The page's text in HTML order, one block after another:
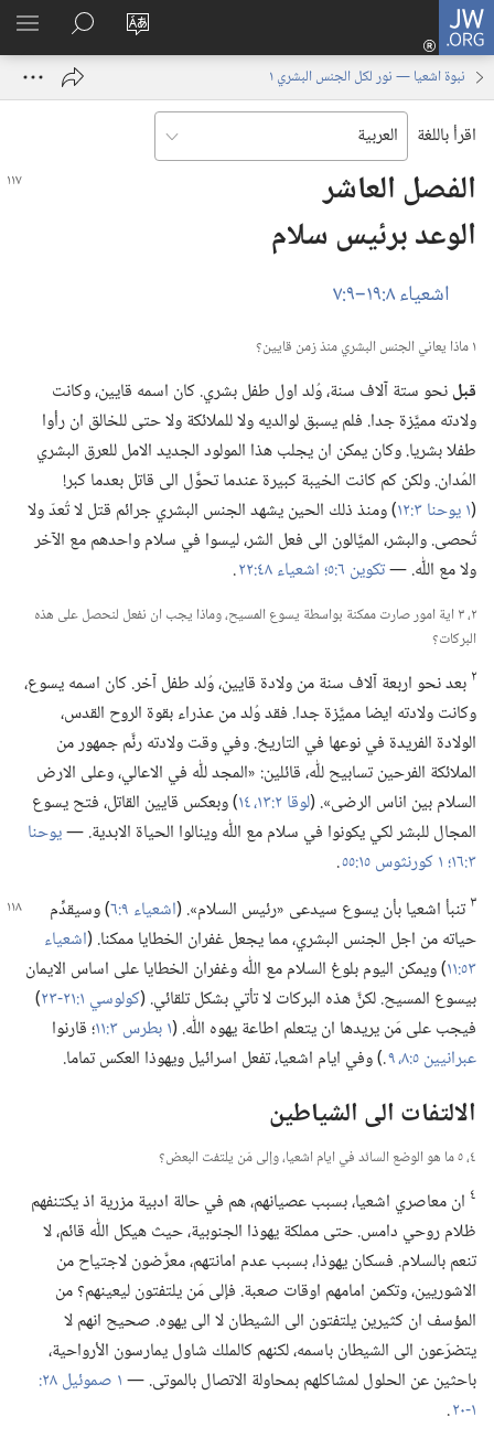
JW.ORG
تغيير
الموقع
تسجيل
الدخول
نافذة
البحث
في
JW.‎ORG
نبوة اشعيا — نور لكل الجنس البشري ١
اقرأ باللغة
الفصل العاشر
الوعد برئيس سلام
اشعياء ٨:‏١٩–‏٩:‏٧
١ ماذا يعاني الجنس البشري منذ زمن قايين؟‏
قبلنحو ستة آلاف سنة،‏ وُلد اول طفل بشري.‏ كان اسمه قايين،‏ وكانت
ولادته مميَّزة جدا.‏ فلم يسبق لوالديه ولا للملائكة ولا حتى للخالق ان رأوا
طفلا بشريا.‏ وكان يمكن ان يجلب هذا المولود الجديد الامل للعرق البشري
المُدان.‏ ولكن كم كانت الخيبة كبيرة عندما تحوَّل الى قاتل بعدما كبر!‏
(‏١ يوحنا ٣:‏١٢
‏)‏ ومنذ ذلك الحين يشهد الجنس البشري جرائم قتل لا تُعدّ ولا
تُحصى.‏ والبشر،‏ الميَّالون الى فعل الشر،‏ ليسوا في سلام واحدهم مع الآخر
ولا مع اللّٰه.‏ —‏تكوين ٦:‏٥؛‏ اشعياء ٤٨:‏٢٢ .‏
٢،‏ ٣ اية امور صارت ممكنة بواسطة يسوع المسيح،‏ وماذا يجب ان نفعل لنحصل على هذه
البركات؟‏
٢ بعد نحو اربعة آلاف سنة من ولادة قايين،‏ وُلد طفل آخر.‏ كان اسمه يسوع،‏
وكانت ولادته ايضا مميَّزة جدا.‏ فقد وُلد من عذراء بقوة الروح القدس،‏
الولادة الفريدة في نوعها في التاريخ.‏ وفي وقت ولادته رنَّم جمهور من
الملائكة الفرحين تسابيح للّٰه،‏ قائلين:‏ «المجد للّٰه في الاعالي،‏ وعلى الارض
السلام بين اناس الرضى».‏ (‏لوقا ٢:‏​١٣،‏ ١٤
‏)‏ وبعكس قايين القاتل،‏ فتح يسوع
المجال للبشر لكي يكونوا في سلام مع اللّٰه وينالوا الحياة الابدية.‏ —‏يوحنا
٣:‏١٦؛‏
.‏
٣تنبأ اشعيا بأن يسوع سيدعى «رئيس السلام».‏ (‏اشعياء ٩:‏٦ ‏)‏وسيقدِّم
حياته من اجل الجنس البشري،‏ مما يجعل غفران الخطايا ممكنا.‏ (‏اشعياء
٥٣:‏١١ ‏)‏ ويمكن اليوم بلوغ السلام مع اللّٰه وغفران الخطايا على اساس الايمان
بيسوع المسيح.‏ لكنَّ هذه البركات لا تأتي بشكل تلقائي.‏ (‏كولوسي ١:‏​٢١-‏٢٣
‏)‏
فيجب على مَن يريدها ان يتعلم اطاعة يهوه اللّٰه.‏ (‏١ بطرس ٣:‏١١
‏؛‏ قارنوا
عبرانيين ٥:‏​٨،‏ ٩
.‏)‏ وفي ايام اشعيا،‏ تفعل اسرائيل ويهوذا العكس تماما.‏
الالتفات الى الشياطين
٤،‏ ٥ ما هو الوضع السائد في ايام اشعيا،‏ وإلى مَن يلتفت البعض؟‏
٤ ان معاصري اشعيا،‏ بسبب عصيانهم،‏ هم في حالة ادبية مزرية اذ يكتنفهم
ظلام روحي دامس.‏ حتى مملكة يهوذا الجنوبية،‏ حيث هيكل اللّٰه قائم،‏ لا
تنعم بالسلام.‏ فسكان يهوذا،‏ بسبب عدم امانتهم،‏ معرَّضون لاجتياح من
الاشوريين،‏ وتكمن امامهم اوقات صعبة.‏ فإلى مَن يلتفتون ليعينهم؟‏ من
المؤسف ان كثيرين يلتفتون الى الشيطان لا الى يهوه.‏ صحيح انهم لا
يتضرّعون الى الشيطان باسمه،‏ لكنهم كالملك شاول يمارسون الأرواحية،‏
باحثين عن الحلول لمشاكلهم بمحاولة الاتصال بالموتى.‏ —‏
١-‏٢٠
.‏